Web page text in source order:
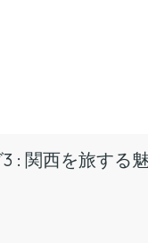
: 関西を旅する